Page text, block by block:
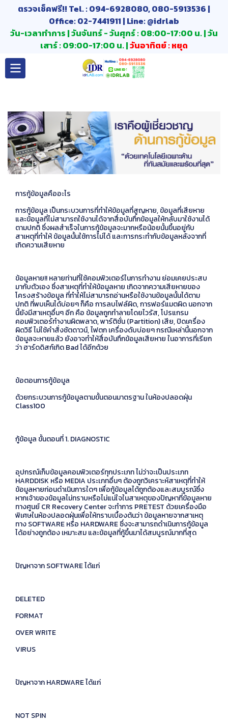
ตรวจเช็คฟรี!! Tel. : 094-6928080, 080-5913536 |
Office: 02-7441911 | Line: @idrlab
วัน-เวลาทำการ | วันจันทร์ - วันศุกร์ : 08:00-17:00 น. | วัน
เสาร์ : 09:00-17:00 น. |วันอาทิตย์ : หยุด
การกู้ข้อมูลคืออะไร
การกู้ข้อมูล เป็นกระบวนการที่ทำให้ข้อมูลที่สูญหาย, ข้อมูลที่เสียหาย
และข้อมูลที่ไม่สามารถใช้งานได้จากสื่อบันทึกข้อมูลให้กลับมาใช้งานได้
ตามปกติ ซึ่งผลสำเร็จในการกู้ข้อมูลจะมากหรือน้อยนั้นขึ้นอยู่กับ
สาเหตุที่ทำให้ ข้อมูลนั้นใช้การไม่ได้ และการกระทำกับข้อมูลหลังจากที่
เกิดความเสียหาย
ข้อมูลหาย!! หลายท่านที่ใช้คอมพิวเตอร์ในการทำงาน ย่อมเคยประสบ
มากับตัวเอง ซึ่งสาเหตุที่ทำให้ข้อมูลหาย เกิดจากความเสียหายของ
โครงสร้างข้อมูล ที่ทำให้ไม่สามารถอ่านหรือใช้งานข้อมูลนั้นได้ตาม
ปกติ ที่พบเห็นได้บ่อยๆ ก็คือ การลบไฟล์ผิด, การฟอร์แมตผิด นอกจาก
นี้ยังมีสาเหตุอื่นๆ อีก คือ ข้อมูลถูกทำลายโดยไวรัส, โปรแกรม
คอมพิวเตอร์ทำงานผิดพลาด, พาร์ติชั่น (Partition) เสีย, ปิดเครื่อง
ผิดวิธี ไม่ใช้คำสั่งชัตดาวน์, ไฟตก เครื่องดับบ่อยๆ กรณีเหล่านี้นอกจาก
ข้อมูลจะหายแล้ว ยังอาจทำให้สื่อบันทึกข้อมูลเสียหาย ในอาการที่เรียก
ว่า ฮาร์ดดิสก์เกิด Bad ได้อีกด้วย
ข้อตอนการกู้ข้อมูล
ด้วยกระบวนการกู้ข้อมูลตามขั้นตอนมาตรฐาน ในห้องปลอดฝุ่น
Class100
กู้ข้อมูล ขั้นตอนที่ 1. DIAGNOSTIC
อุปกรณ์เก็บข้อมูลคอมพิวเตอร์ทุกประเภท ไม่ว่าจะเป็นประเภท
HARDDISK หรือ MEDIA ประเภทอื่นๆ ต้องถูกวิเคราะห์สาเหตุที่ทำให้
ข้อมูลหายก่อนดำเนินการใดๆ เพื่อกู้ข้อมูลได้ถูกต้องและสมบูรณ์ซึ่ง
หากเจ้าของข้อมูลไม่ทราบหรือไม่แน่ใจในสาเหตุของปัญหาที่ข้อมูลหาย
ทางศูนย์ CR Recovery Center จะทำการ PRETEST ด้วยเครื่องมือ
พิเศษในห้องปลอดฝุ่นเพื่อให้ทราบเบื้องต้นว่า ข้อมูลหายจากสาเหตุ
ทาง SOFTWARE หรือ HARDWARE ซึ่งจะสามารถดำเนินการกู้ข้อมูล
ได้อย่างถูกต้อง เหมาะสม และข้อมูลที่กู้ขึ้นมาได้สมบูรณ์มากที่สุด
ปัญหาจาก SOFTWARE ได้แก่
DELETED
FORMAT
OVER WRITE
VIRUS
ปัญหาจาก HARDWARE ได้แก่
NOT SPIN